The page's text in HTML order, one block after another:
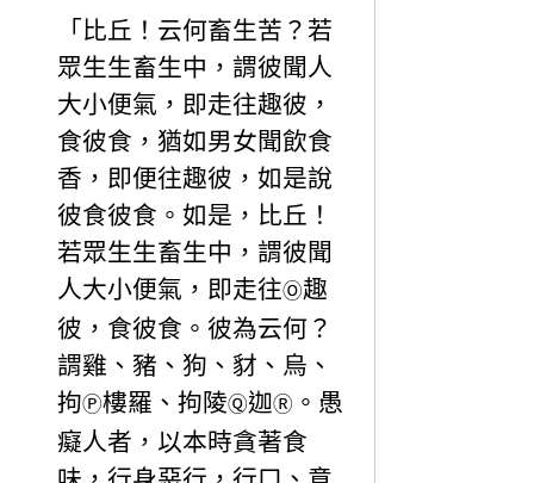
「比丘！云何畜生苦？若
眾生生畜生中，謂彼聞人
大小便氣，即走往趣彼，
食彼食，猶如男女聞飲食
香，即便往趣彼，如是說
彼食彼食。如是，比丘！
若眾生生畜生中，謂彼聞
人大小便氣，即走往Ⓞ趣
彼，食彼食。彼為云何？
謂雞、豬、狗、豺、烏、
拘Ⓟ樓羅、拘陵Ⓠ迦Ⓡ 。愚
癡人者，以本時貪著食